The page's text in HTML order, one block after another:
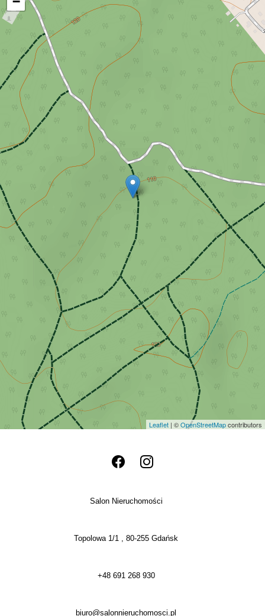
Leaflet | ©OpenStreetMapcontributors
Salon Nieruchomości
Topolowa 1/1 , 80-255 Gdańsk
+48 691 268 930
biuro@salonnieruchomosci.pl